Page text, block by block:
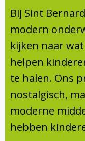
Onderwijs
Centrum
Schooltijden
Absentie
Vakanties
Aanmelden
Ouders
Ouderraad
Formulieren
Contact
Bij Sint
modern
kijken naar
helpen
te halen. Ons
nostalgisch,
moderne
hebben